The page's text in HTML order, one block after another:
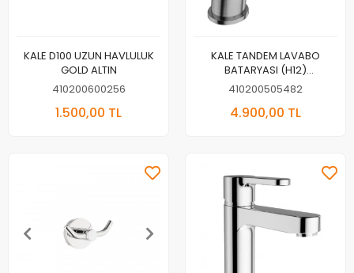
KALE D100 UZUN HAVLULUK
GOLD ALTIN
410200600256
1.500,00 TL
KALE TANDEM LAVABO
BATARYASI (H12)
FIRÇALANMIŞ NİKEL
410200505482
4.900,00 TL